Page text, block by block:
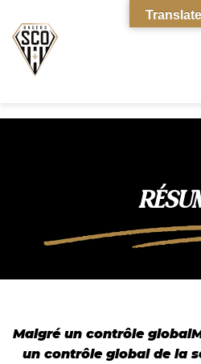
Malgré un contrôle
un contrôle global de la